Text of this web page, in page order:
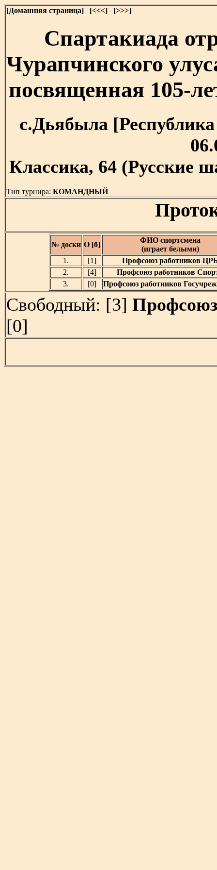
[Домашняя страница] [<<<] [>>>]
Спартакиада
Чурапчинского
посвященная 105-
с.Дьябыла
Классика, 64 (Русские
Тип турнира: КОМАНДНЫЙ
№ доски О [б]
ФИО спортсмена
(играет белыми)
1.
[1]
Профсоюз работников
2.
[4]
Профсоюз работников
3.
[0] Профсоюз работников
Свободный: [3]
[0]